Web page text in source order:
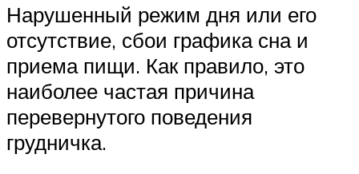
Нарушенный режим дня или его
отсутствие, сбои графика сна и
приема пищи. Как правило, это
наиболее частая причина
перевернутого поведения
грудничка.